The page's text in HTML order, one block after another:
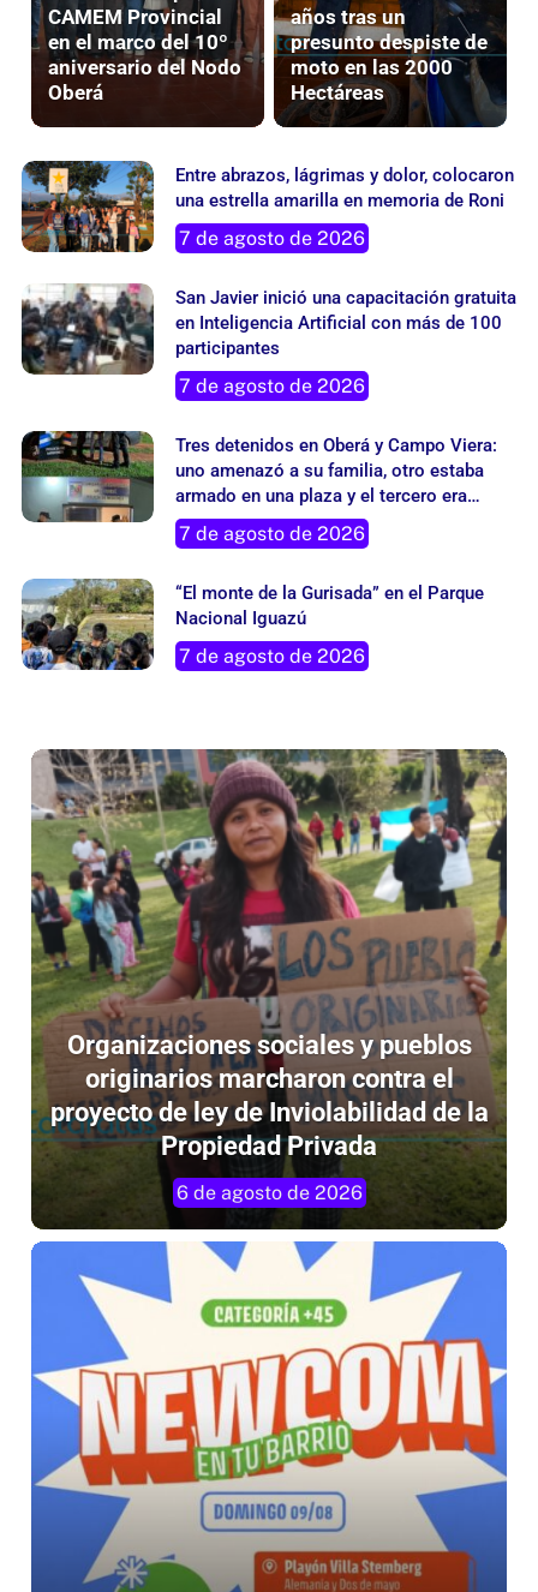
en el marco del 10º
aniversario del Nodo
Oberá
presunto despiste de
moto en las 2000
Hectáreas
una estrella amarilla en memoria de Roni
7 de agosto de 2026
en Inteligencia Artificial con más de 100
participantes
7 de agosto de 2026
uno amenazó a su familia, otro estaba
armado en una plaza y el tercero era
buscado por un robo
7 de agosto de 2026
Nacional Iguazú
7 de agosto de 2026
Organizaciones sociales y pueblos
originarios marcharon contra el
proyecto de ley de Inviolabilidad de la
Propiedad Privada
6 de agosto de 2026
Nueva edición de “Newcom en tu